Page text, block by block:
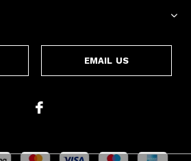
EMAIL US